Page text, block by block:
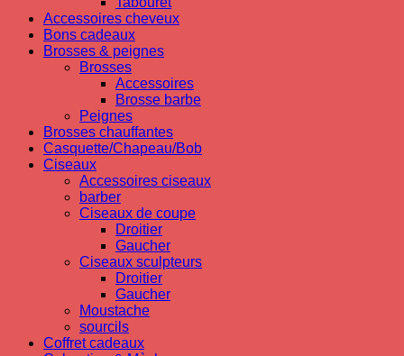
Accessoires cheveux
Bons cadeaux
Brosses & peignes
Brosses
Accessoires
Brosse barbe
Peignes
Brosses chauffantes
Casquette/Chapeau/Bob
Ciseaux
Accessoires ciseaux
barber
Ciseaux de coupe
Droitier
Gaucher
Ciseaux sculpteurs
Droitier
Gaucher
Moustache
sourcils
Coffret cadeaux